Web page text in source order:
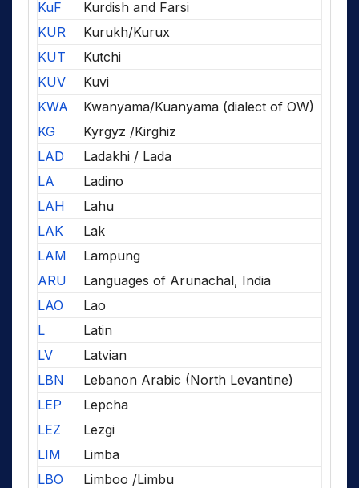
KuF
Kurdish and Farsi
KUR
Kurukh/Kurux
KUT
Kutchi
KUV
Kuvi
KWA
Kwanyama/Kuanyama (dialect of OW)
KG
Kyrgyz /Kirghiz
LAD
Ladakhi / Lada
LA
Ladino
LAH
Lahu
LAK
Lak
LAM
Lampung
ARU
Languages of Arunachal, India
LAO
Lao
L
Latin
LV
Latvian
LBN
Lebanon Arabic (North Levantine)
LEP
Lepcha
LEZ
Lezgi
LIM
Limba
LBO
Limboo /Limbu